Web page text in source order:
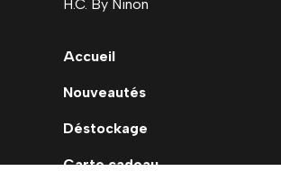
H.C. By Ninon
Accueil
Nouveautés
Déstockage
Carte cadeau